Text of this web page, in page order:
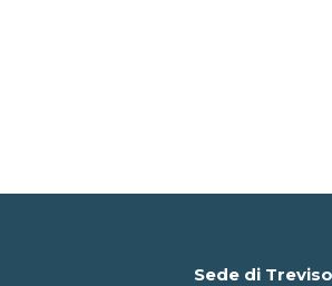
Sede di Treviso